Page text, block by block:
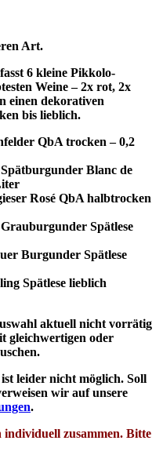
Art.
6 kleine Pikkolo-
Weine –2x rot, 2x
einen dekorativen
bis lieblich.
QbA trocken – 0,2
Blanc de
Rosé QbA halbtrocken
Spätlese
Burgunder Spätlese
Spätlese lieblich
aktuell nicht vorrätig
gleichwertigen oder
leider nicht möglich. Soll
wir auf unsere
.
zusammen. Bitte